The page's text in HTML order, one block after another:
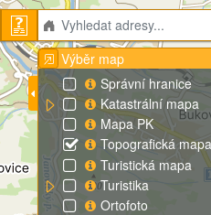
Výběr map
Správní hranice
Katastrální mapa
Mapa PK
Topografická mapa
Turistická mapa
Turistika
Ortofoto